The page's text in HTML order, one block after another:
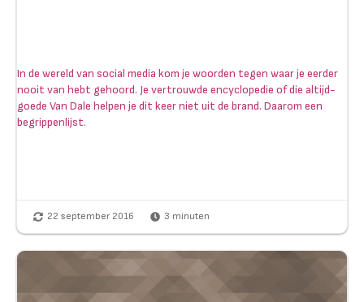
In de wereld van social media kom je woorden tegen waar je eerder
nooit van hebt gehoord. Je vertrouwde encyclopedie of die altijd-
goede Van Dale helpen je dit keer niet uit de brand. Daarom een
begrippenlijst.
22 september 2016 3 minuten